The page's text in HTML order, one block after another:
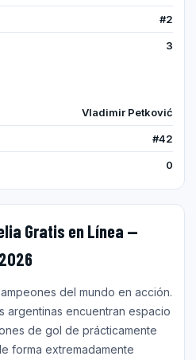
#2
3
Vladimir Petković
#42
0
Gratis en Línea —
del mundo en acción.
argentinas encuentran espacio
de gol de prácticamente
forma extremadamente